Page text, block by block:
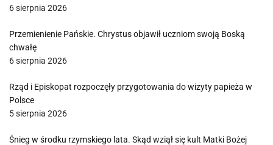
6 sierpnia 2026
Przemienienie Pańskie. Chrystus objawił uczniom swoją Boską
chwałę
6 sierpnia 2026
Rząd i Episkopat rozpoczęły przygotowania do wizyty papieża w
Polsce
5 sierpnia 2026
Śnieg w środku rzymskiego lata. Skąd wziął się kult Matki Bożej